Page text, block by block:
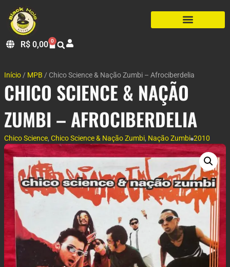
R$ 0,00 0
Início / MPB / Chico Science & Nação Zumbi – Afrociberdelia
CHICO SCIENCE & NAÇÃO
ZUMBI – AFROCIBERDELIA
Chico Science, Chico Science & Nação Zumbi, Nação Zumbi 2010